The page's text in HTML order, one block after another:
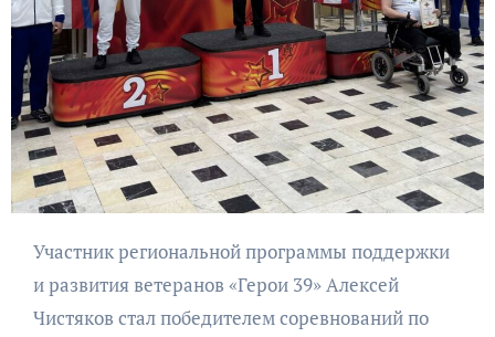
Участник региональной программы поддержки
и развития ветеранов «Герои 39» Алексей
Чистяков стал победителем соревнований по